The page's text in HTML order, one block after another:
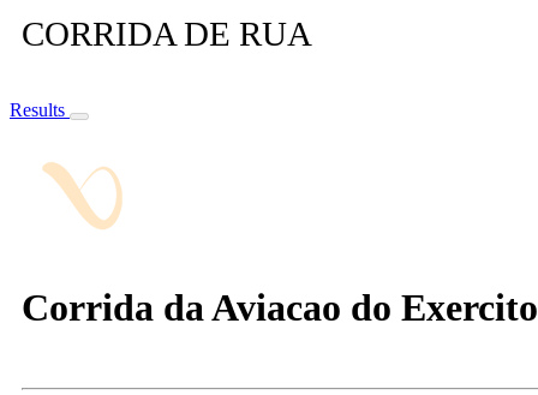
CORRIDA DE RUA
Results
Corrida da Aviacao do Exercito